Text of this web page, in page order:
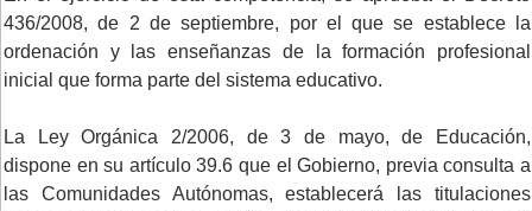
436/2008, de 2 de septiembre, por el que se establece la
ordenación y las enseñanzas de la formación profesional
inicial que forma parte del sistema educativo.
La Ley Orgánica 2/2006, de 3 de mayo, de Educación,
dispone en su artículo 39.6 que el Gobierno, previa consulta a
las Comunidades Autónomas, establecerá las titulaciones